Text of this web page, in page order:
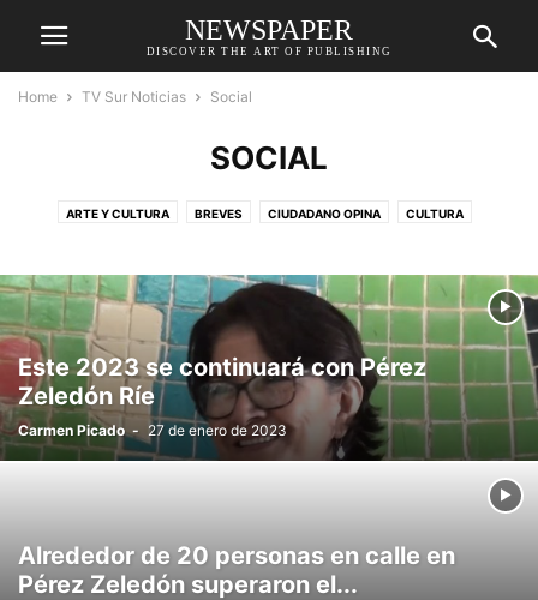
NEWSPAPER
DISCOVER THE ART OF PUBLISHING
Home TV Sur Noticias Social
SOCIAL
ARTE Y CULTURA BREVES CIUDADANO OPINA CULTURA
ENTRETENIMIENTO GENERAL MEDIO AMBIENTE MÚSICA
POLÍTICA RELIGIÓN RELIGIÓN REPORTAJE SALUD SOCIAL
SUCESOS
Este 2023 se continuará con Pérez
Zeledón Ríe
Carmen Picado - 27 de enero de 2023
Alrededor de 20 personas en calle en
Pérez Zeledón superaron el...